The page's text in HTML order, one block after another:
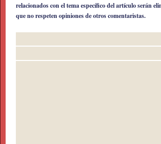
relacionados con el tema específico del artículo serán
que no respeten opiniones de otros comentaristas.